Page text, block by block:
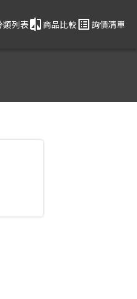
類列表compare商品比較 list_alt 詢價清單